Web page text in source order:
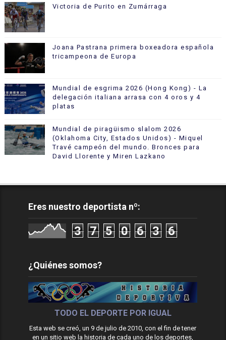
Victoria de Purito en Zumárraga
Joana Pastrana primera boxeadora española
tricampeona de Europa
Mundial de esgrima 2026 (Hong Kong) - La
delegación italiana arrasa con 4 oros y 4
platas
Mundial de piragüismo slalom 2026
(Oklahoma City, Estados Unidos) - Miquel
Travé campeón del mundo. Bronces para
David Llorente y Miren Lazkano
Eres nuestro deportista nº:
3 7 5 0 6 3 6
¿Quiénes somos?
TODO EL DEPORTE POR IGUAL
Esta web se creó, un 9 de julio de 2010, con el fin de tener
en un sitio web la historia de cada uno de los deportes,